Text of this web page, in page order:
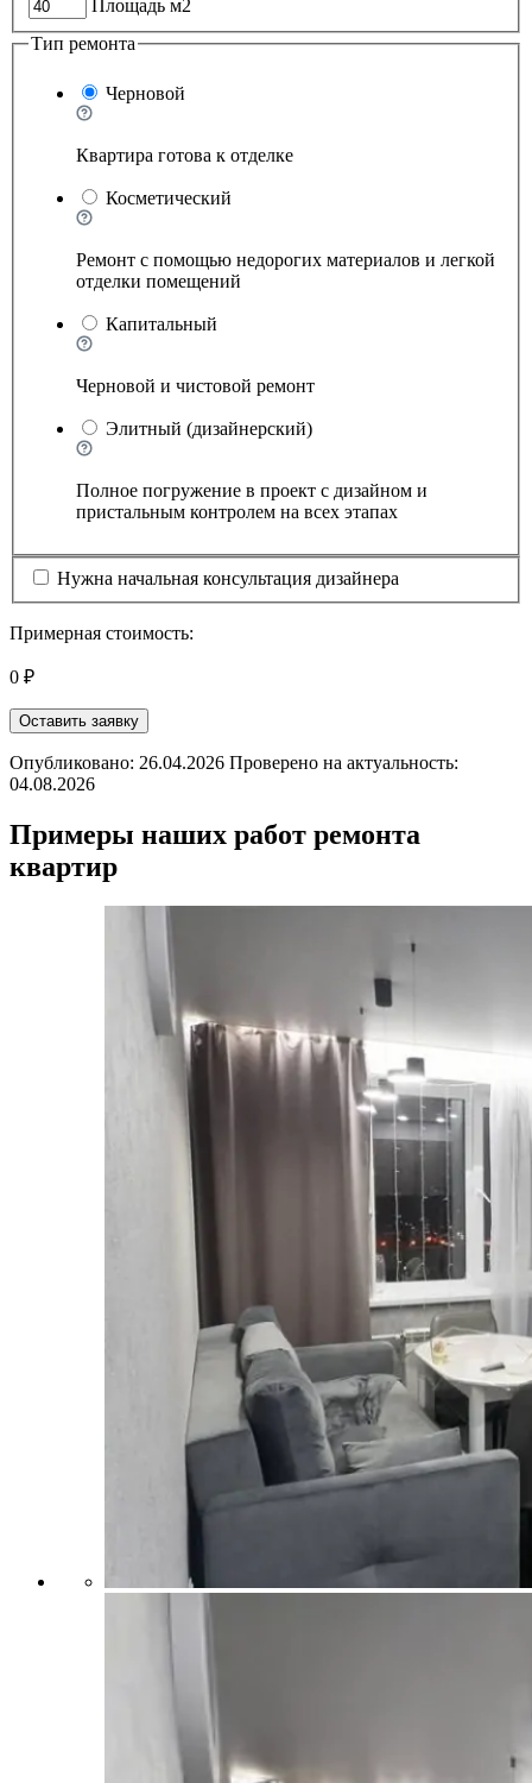
Площадь м2
Тип ремонта
Черновой
Квартира готова к отделке
Косметический
Ремонт с помощью недорогих материалов и легкой
отделки помещений
Капитальный
Черновой и чистовой ремонт
Элитный (дизайнерский)
Полное погружение в проект с дизайном и
пристальным контролем на всех этапах
Нужна начальная консультация дизайнера
Примерная стоимость:
0 ₽
Оставить заявку
Опубликовано: 26.04.2026 Проверено на актуальность:
04.08.2026
Примеры наших работ ремонта
квартир